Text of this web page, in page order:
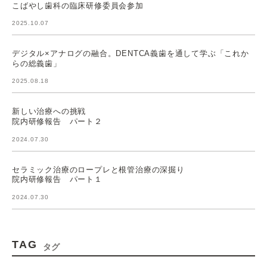
こばやし歯科の臨床研修委員会参加
2025.10.07
デジタル×アナログの融合。DENTCA義歯を通して学ぶ「これか
らの総義歯」
2025.08.18
新しい治療への挑戦
院内研修報告 パート２
2024.07.30
セラミック治療のロープレと根管治療の深掘り
院内研修報告 パート１
2024.07.30
TAG タグ